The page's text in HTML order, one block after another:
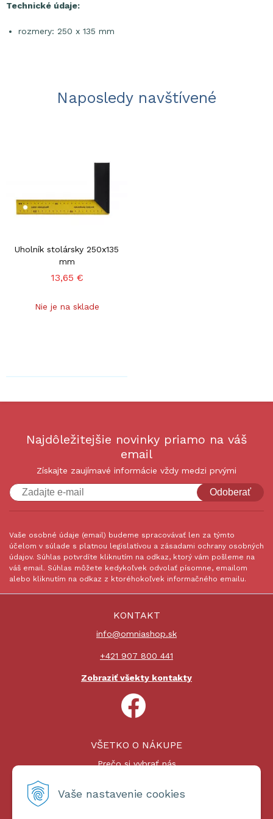
Vaše nastavenie cookies
Technické údaje:
rozmery: 250 x 135 mm
Naposledy navštívené
Uholník stolársky 250x135
mm
13,65 €
Nie je na sklade
Najdôležitejšie novinky priamo na váš
email
Získajte zaujímavé informácie vždy medzi prvými
Odoberať
Vaše osobné údaje (email) budeme spracovávať len za týmto
účelom v súlade s platnou legislatívou a zásadami ochrany osobných
údajov. Súhlas potvrdíte kliknutím na odkaz, ktorý vám pošleme na
váš email. Súhlas môžete kedykoľvek odvolať písomne, emailom
alebo kliknutím na odkaz z ktoréhokoľvek informačného emailu.
KONTAKT
info@omniashop.sk
+421 907 800 441
Zobraziť všekty kontakty
VŠETKO O NÁKUPE
Prečo si vybrať nás
Platby a doprava